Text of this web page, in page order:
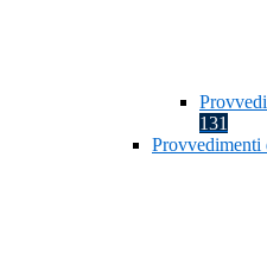
131
Provvedimenti